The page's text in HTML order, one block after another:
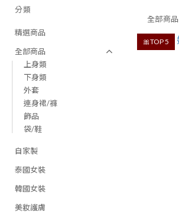
分類
精選商品
全部商品
上身類
下身類
外套
連身裙/褲
飾品
袋/鞋
自家製
泰國女裝
韓國女裝
美妝護膚
全部商品
🎀TOP 5